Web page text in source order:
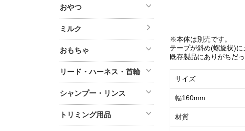
※本体は別売です。
テープが斜め(螺旋状)に
既存製品にありがちだ
サイズ
幅160mm
材質
おやつ
ミルク
おもちゃ
リード・ハーネス・首輪
シャンプー・リンス
トリミング用品